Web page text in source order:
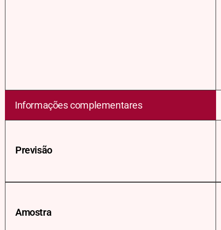
Informações complementares
Previsão
Amostra